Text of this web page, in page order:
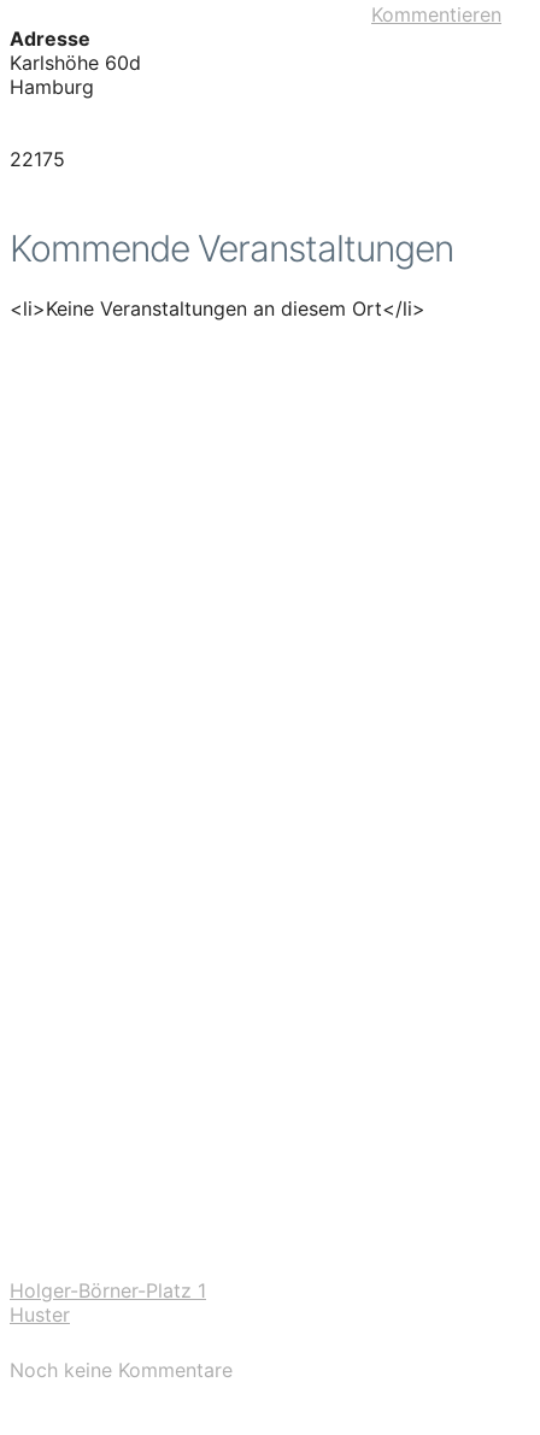
Kommentieren
Adresse
Karlshöhe 60d
Hamburg
22175
Kommende Veranstaltungen
<li>Keine Veranstaltungen an diesem Ort</li>
Holger-Börner-Platz 1
Huster
Noch keine Kommentare